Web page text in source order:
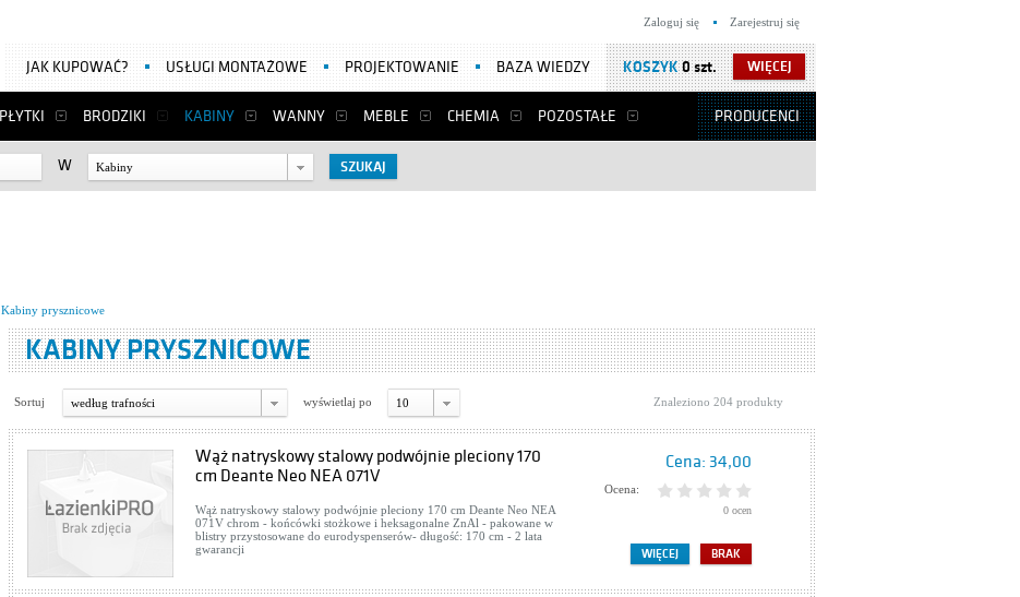
PŁYTKI BRODZIKI KABINY WANNY MEBLE CHEMIA POZOSTAŁE PRODUCENCI
JAK KUPOWAĆ? USŁUGI MONTAŻOWE PROJEKTOWANIE BAZA WIEDZY WIĘCEJ
KOSZYK0 szt.
Zaloguj się Zarejestruj się
W Kabiny
Kabiny prysznicowe
KABINY PRYSZNICOWE
Sortuj według trafności wyświetlaj po 10 Znaleziono 204 produkty
Wąż natryskowy stalowy podwójnie pleciony 170
cm Deante Neo NEA 071V
Wąż natryskowy stalowy podwójnie pleciony 170 cm Deante Neo NEA
071V chrom - końcówki stożkowe i heksagonalne ZnAl - pakowane w
blistry przystosowane do eurodyspenserów- długość: 170 cm - 2 lata
gwarancji
Cena: 34,00
Ocena:
0 ocen
BRAK
WIĘCEJ